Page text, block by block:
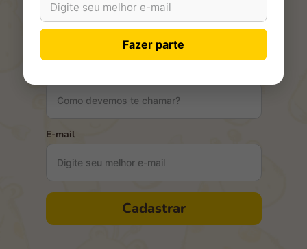
Fazer parte
especiais direto no seu e-mail.
Vista quem você ama com qualidade e carinho. 💛
E-mail
Cadastrar